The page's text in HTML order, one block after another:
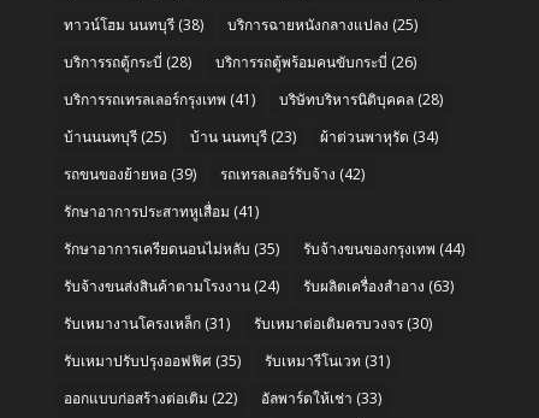
ทาวน์โฮม นนทบุรี(38) บริการฉายหนังกลางแปลง (25)
บริการรถตู้กระบี่ (28) บริการรถตู้พร้อมคนขับกระบี่ (26)
บริการรถเทรลเลอร์กรุงเทพ (41) บริษัทบริหารนิติบุคคล(28)
บ้านนนทบุรี(25) บ้าน นนทบุรี(23) ผ้าต่วนพาหุรัด (34)
รถขนของย้ายหอ(39) รถเทรลเลอร์รับจ้าง (42)
รักษาอาการประสาทหูเสื่อม (41)
รักษาอาการเครียดนอนไม่หลับ (35) รับจ้างขนของกรุงเทพ (44)
รับจ้างขนส่งสินค้าตามโรงงาน(24) รับผลิตเครื่องสำอาง (63)
รับเหมางานโครงเหล็ก(31) รับเหมาต่อเติมครบวงจร(30)
รับเหมาปรับปรุงออฟฟิศ(35) รับเหมารีโนเวท (31)
ออกแบบก่อสร้างต่อเติม (22) อัลพาร์ดให้เช่า (33)